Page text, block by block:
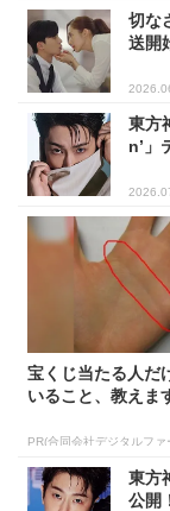
切な
送開
東方
n’」
宝くじ当たる人だ
いること、教えま
PR(合同会社デジタルファ
東方
公開